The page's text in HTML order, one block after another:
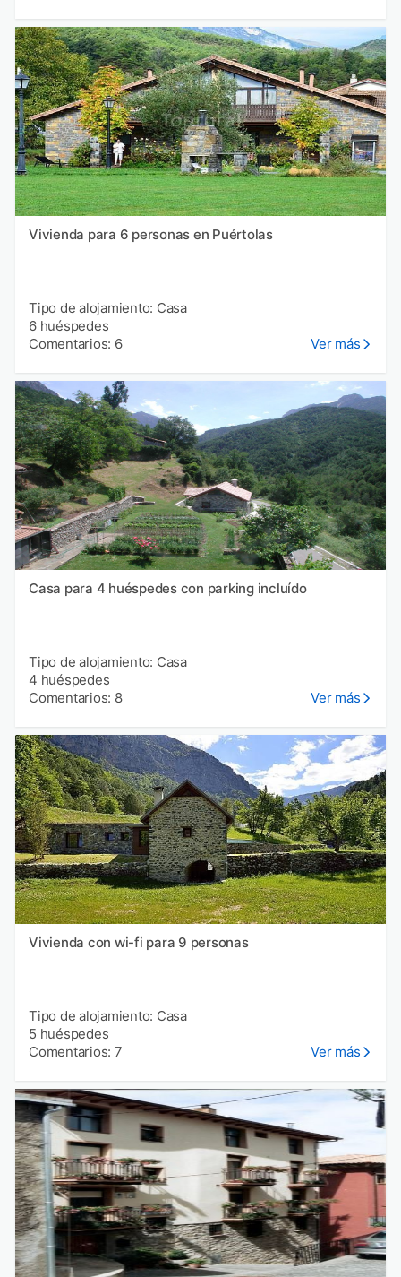
Vivienda para 6 personas en Puértolas
Tipo de alojamiento: Casa
6 huéspedes
Comentarios: 6
Ver más
Casa para 4 huéspedes con parking incluído
Tipo de alojamiento: Casa
4 huéspedes
Comentarios: 8
Ver más
Vivienda con wi-fi para 9 personas
Tipo de alojamiento: Casa
5 huéspedes
Comentarios: 7
Ver más